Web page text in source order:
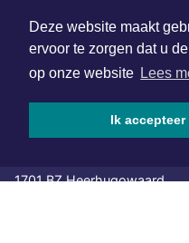
Deze website maakt
ervoor te zorgen dat u
op onze website Lees
Ik
| Nieuws |
Hoofdvestiging:
1701 BZ Heerhugowaard